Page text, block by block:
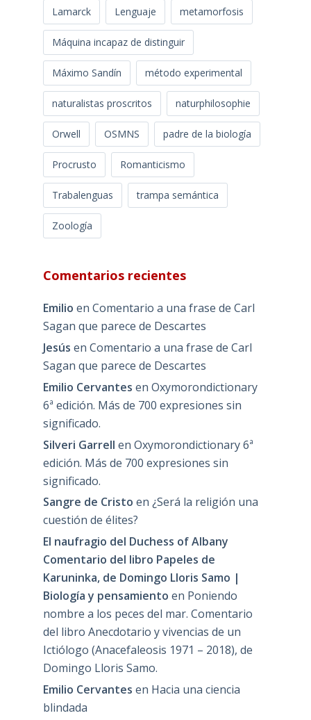
Lamarck Lenguaje metamorfosis
Máquina incapaz de distinguir
Máximo Sandín método experimental
naturalistas proscritos naturphilosophie
Orwell OSMNS padre de la biología
Procrusto Romanticismo
Trabalenguas trampa semántica
Zoología
Comentarios recientes
Emilio en Comentario a una frase de Carl
Sagan que parece de Descartes
Jesús en Comentario a una frase de Carl
Sagan que parece de Descartes
Emilio Cervantes en Oxymorondictionary
6ª edición. Más de 700 expresiones sin
significado.
Silveri Garrell en Oxymorondictionary 6ª
edición. Más de 700 expresiones sin
significado.
Sangre de Cristo en ¿Será la religión una
cuestión de élites?
El naufragio del Duchess of Albany
Comentario del libro Papeles de
Karuninka, de Domingo Lloris Samo |
Biología y pensamiento en Poniendo
nombre a los peces del mar. Comentario
del libro Anecdotario y vivencias de un
Ictiólogo (Anacefaleosis 1971 – 2018), de
Domingo Lloris Samo.
Emilio Cervantes en Hacia una ciencia
blindada